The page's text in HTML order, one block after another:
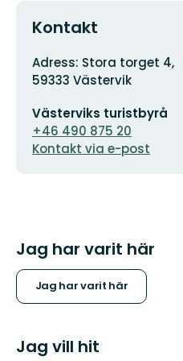
Kontakt
Adress
Adress: Stora torget 4,
59333 Västervik
postadress
Västerviks turistbyrå
+46 490 875 20
Kontakt via e-post
Jag har varit här
Jag har varit här
Jag vill hit